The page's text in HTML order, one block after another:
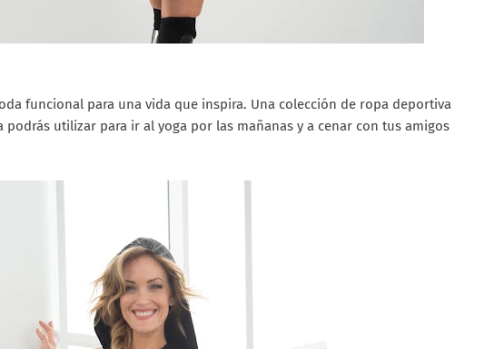
funcional para una vida que inspira. Una colección de ropa deportiva
utilizar para ir al yoga por las mañanas y a cenar con tus amigos